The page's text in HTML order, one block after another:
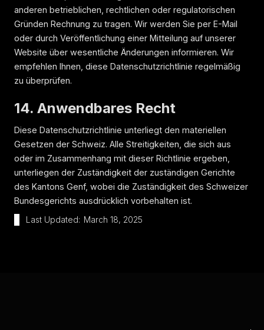
anderen betrieblichen, rechtlichen oder regulatorischen
Gründen Rechnung zu tragen. Wir werden Sie per E-Mail
oder durch Veröffentlichung einer Mitteilung auf unserer
Website über wesentliche Änderungen informieren. Wir
empfehlen Ihnen, diese Datenschutzrichtlinie regelmäßig
zu überprüfen.
14. Anwendbares Recht
Diese Datenschutzrichtlinie unterliegt den materiellen
Gesetzen der Schweiz. Alle Streitigkeiten, die sich aus
oder im Zusammenhang mit dieser Richtlinie ergeben,
unterliegen der Zuständigkeit der zuständigen Gerichte
des Kantons Genf, wobei die Zuständigkeit des Schweizer
Bundesgerichts ausdrücklich vorbehalten ist.
Last Updated: March 18, 2025